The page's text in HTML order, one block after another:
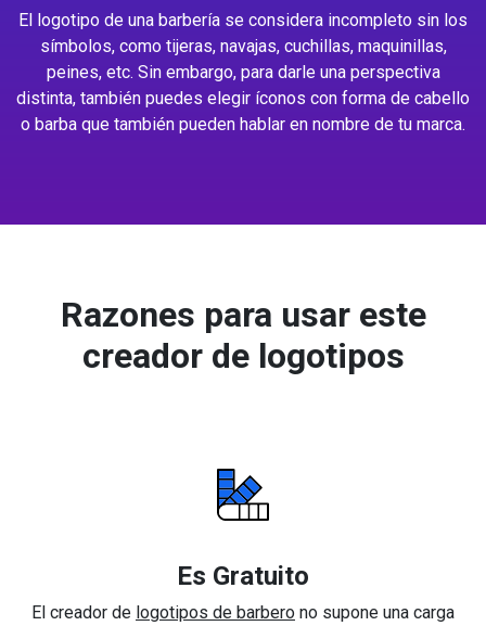
El logotipo de una barbería se considera incompleto sin los
símbolos, como tijeras, navajas, cuchillas, maquinillas,
peines, etc. Sin embargo, para darle una perspectiva
distinta, también puedes elegir íconos con forma de cabello
o barba que también pueden hablar en nombre de tu marca.
Razones para usar este
creador de logotipos
Es Gratuito
El creador de logotipos de barbero no supone una carga